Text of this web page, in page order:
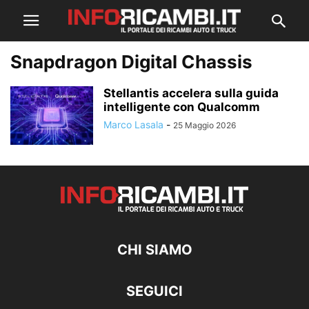
Snapdragon Digital Chassis
Stellantis accelera sulla guida
intelligente con Qualcomm
Marco Lasala - 25 Maggio 2026
CHI SIAMO
SEGUICI